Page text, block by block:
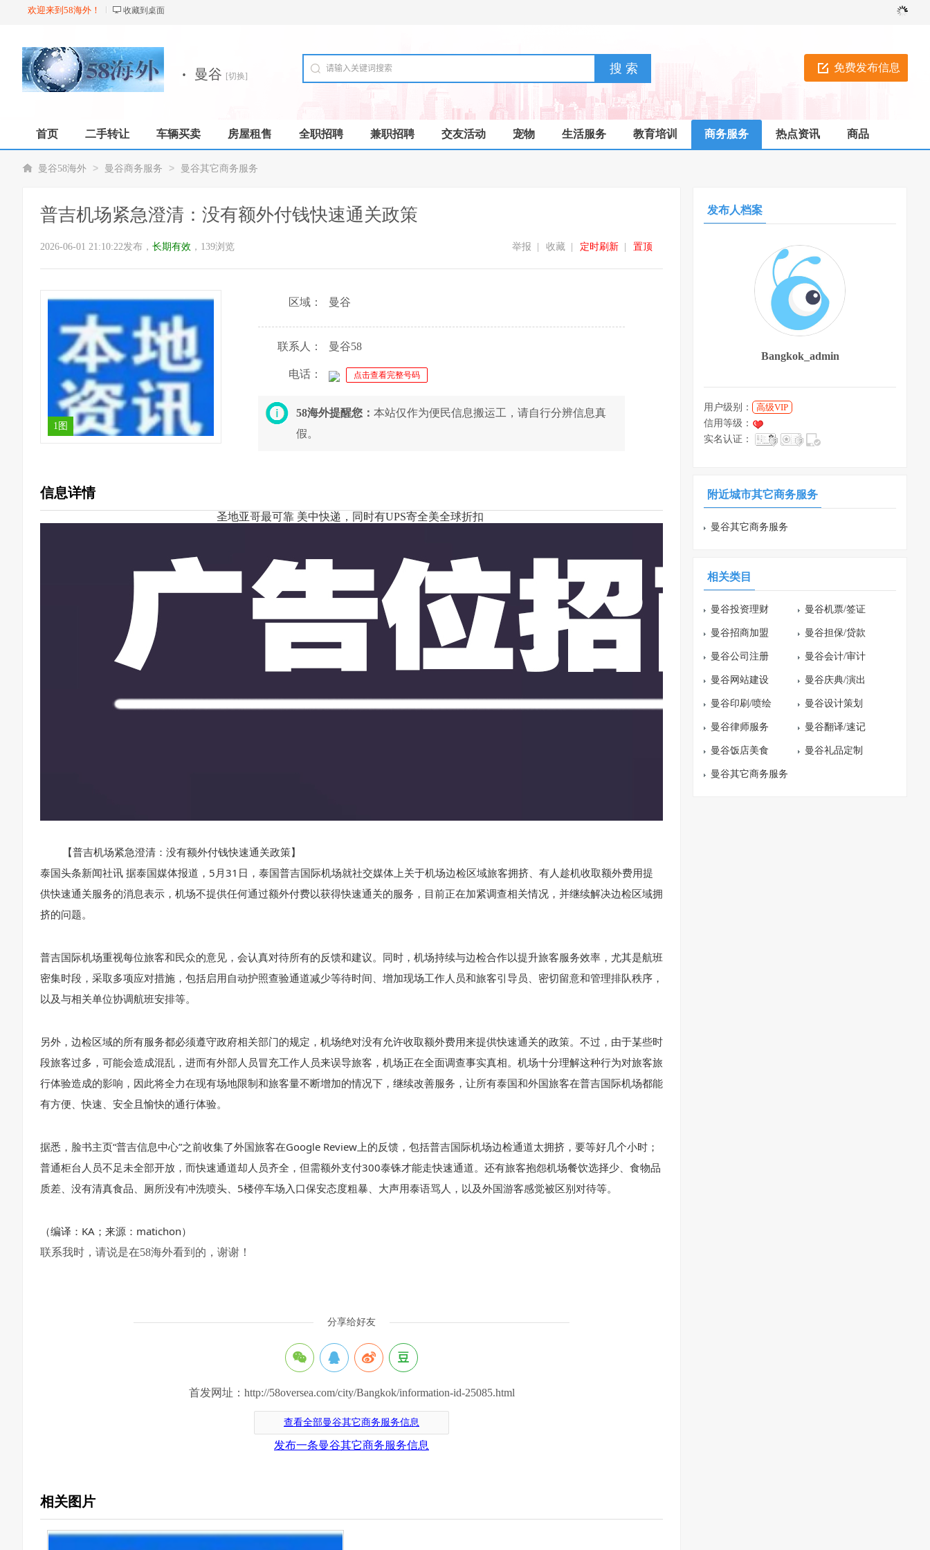
欢迎来到58海外！ 收藏到桌面
免费发布信息
· 曼谷 [切换]
首页 二手转让 车辆买卖 房屋租售 全职招聘 兼职招聘 交友活动 宠物 生活服务 教育培训 商务服务 热点资讯 商品
店铺
曼谷58海外 > 曼谷商务服务 > 曼谷其它商务服务
普吉机场紧急澄清：没有额外付钱快速通关政策
2026-06-01 21:10:22发布， 长期有效 ，139浏览 置顶
定时刷新
收藏
举报
1图
区域： 曼谷
联系人： 曼谷58
电话： 点击查看完整号码
58海外提醒您： 本站仅作为便民信息搬运工，请自行分辨信息真
假。
信息详情
圣地亚哥最可靠 美中快递，同时有UPS寄全美全球折扣
【普吉机场紧急澄清：没有额外付钱快速通关政策】
泰国头条新闻社讯 据泰国媒体报道，5月31日，泰国普吉国际机场就社交媒体上关于机场边检区域旅客拥挤、有人趁机收取额外费用提
供快速通关服务的消息表示，机场不提供任何通过额外付费以获得快速通关的服务，目前正在加紧调查相关情况，并继续解决边检区域拥
挤的问题。
普吉国际机场重视每位旅客和民众的意见，会认真对待所有的反馈和建议。同时，机场持续与边检合作以提升旅客服务效率，尤其是航班
密集时段，采取多项应对措施，包括启用自动护照查验通道减少等待时间、增加现场工作人员和旅客引导员、密切留意和管理排队秩序，
以及与相关单位协调航班安排等。
另外，边检区域的所有服务都必须遵守政府相关部门的规定，机场绝对没有允许收取额外费用来提供快速通关的政策。不过，由于某些时
段旅客过多，可能会造成混乱，进而有外部人员冒充工作人员来误导旅客，机场正在全面调查事实真相。机场十分理解这种行为对旅客旅
行体验造成的影响，因此将全力在现有场地限制和旅客量不断增加的情况下，继续改善服务，让所有泰国和外国旅客在普吉国际机场都能
有方便、快速、安全且愉快的通行体验。
据悉，脸书主页“普吉信息中心”之前收集了外国旅客在Google Review上的反馈，包括普吉国际机场边检通道太拥挤，要等好几个小时；
普通柜台人员不足未全部开放，而快速通道却人员齐全，但需额外支付300泰铢才能走快速通道。还有旅客抱怨机场餐饮选择少、食物品
质差、没有清真食品、厕所没有冲洗喷头、5楼停车场入口保安态度粗暴、大声用泰语骂人，以及外国游客感觉被区别对待等。
（编译：KA；来源：matichon）
联系我时，请说是在58海外看到的，谢谢！
分享给好友
首发网址：http://58oversea.com/city/Bangkok/information-id-25085.html
查看全部曼谷其它商务服务信息
发布一条曼谷其它商务服务信息
相关图片
发布人档案
Bangkok_admin
用户级别：
高级VIP
信用等级：
实名认证：
附近城市其它商务服务
曼谷其它商务服务
相关类目
曼谷投资理财 曼谷机票/签证
曼谷招商加盟 曼谷担保/贷款
曼谷公司注册 曼谷会计/审计
曼谷网站建设 曼谷庆典/演出
曼谷印刷/喷绘 曼谷设计策划
曼谷律师服务 曼谷翻译/速记
曼谷饭店美食 曼谷礼品定制
曼谷其它商务服务